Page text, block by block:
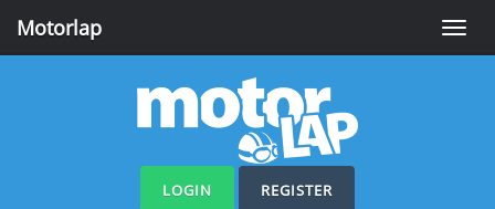
Toggle
Motorlap
LOGIN REGISTER